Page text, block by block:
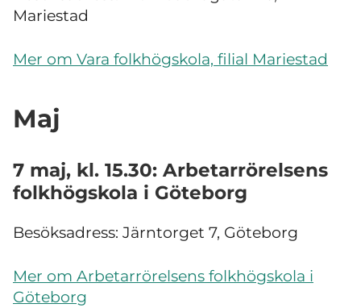
Mariestad
Mer om Vara folkhögskola, filial Mariestad
Maj
7 maj, kl. 15.30: Arbetarrörelsens
folkhögskola i Göteborg
Besöksadress: Järntorget 7, Göteborg
Mer om Arbetarrörelsens folkhögskola i
Göteborg